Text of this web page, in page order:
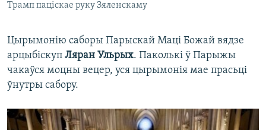
Трамп паціскае руку Зяленскаму
Цырымонію саборы Парыскай Маці Божай вядзе
арцыбіскуп Ляран Ульрых. Паколькі ў Парыжы
чакаўся моцны вецер, уся цырымонія мае прасьці
ўнутры сабору.